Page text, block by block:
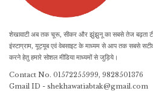
शेखावाटी अब तक चूरू, सीकर और झुंझुनू का सबसे तेज बढ़ता
इंस्टाग्राम, यूट्यूब एवं वेबसाइट के माध्यम से आप तक सबसे
करने हेतु हमारे सोशल मीडिया माध्यमों से जुड़िये।
Contact No. 01572255999, 9828501376
Gmail ID - shekhawatiabtak@gmail.com